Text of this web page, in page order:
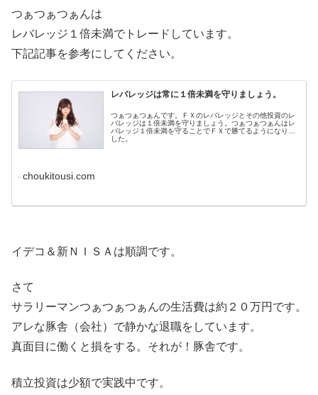
つぁつぁつぁんは
レバレッジ１倍未満でトレードしています。
下記記事を参考にしてください。
レバレッジは常に１倍未満を守りましょう。
つぁつぁつぁんです。ＦＸのレバレッジとその他投資のレ
バレッジは１倍未満を守りましょう。つぁつぁつぁんはレ
バレッジ１倍未満を守ることでＦＸで勝てるようになりま
した。
choukitousi.com
イデコ＆新ＮＩＳＡは順調です。
さて
サラリーマンつぁつぁつぁんの生活費は約２０万円です。
アレな豚舎（会社）で静かな退職をしています。
真面目に働くと損をする。それが！豚舎です。
積立投資は少額で実践中です。